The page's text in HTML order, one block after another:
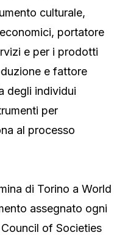
culturale,
portatore
e per i prodotti
e fattore
degli individui
per
al processo
di Torino a World
assegnato ogni
of Societies